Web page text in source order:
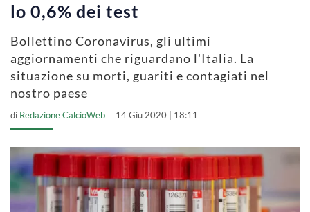
lo 0,6% dei test
Bollettino Coronavirus, gli ultimi
aggiornamenti che riguardano l'Italia. La
situazione su morti, guariti e contagiati nel
nostro paese
di Redazione CalcioWeb 14 Giu 2020 | 18:11